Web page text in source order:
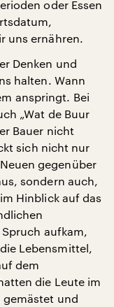
oder Essen
uns ernähren.
Denken und
halten. Wann
anspringt. Bei
„Wat de Buur
Bauer nicht
sich nicht nur
gegenüber
sondern auch,
Hinblick auf das
aufkam,
Lebensmittel,
dem
die Leute im
und